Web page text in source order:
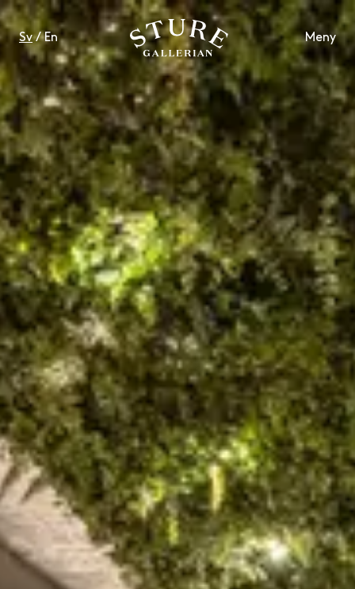
Sv / En Meny
LIVSSTIL
MAT & DRYCK
VÄLBEFINNANDE
KONTAKT
ÖPPETTIDER
STILRÅDGIVNING
NYA STURE
GODA GRANNAR